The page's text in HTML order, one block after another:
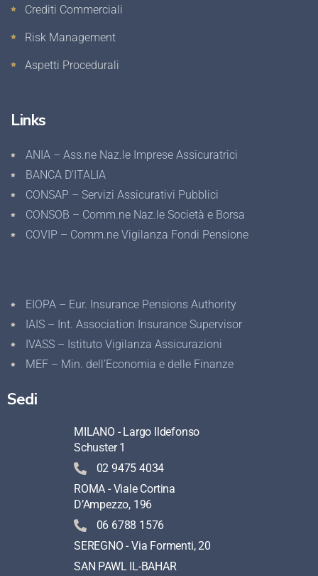
Crediti Commerciali
Risk Management
Aspetti Procedurali
Links
ANIA – Ass.ne Naz.le Imprese Assicuratrici
BANCA D’ITALIA
CONSAP – Servizi Assicurativi Pubblici
CONSOB – Comm.ne Naz.le Società e Borsa
COVIP – Comm.ne Vigilanza Fondi Pensione
EIOPA – Eur. Insurance Pensions Authority
IAIS – Int. Association Insurance Supervisor
IVASS – Istituto Vigilanza Assicurazioni
MEF – Min. dell’Economia e delle Finanze
Sedi
MILANO - Largo Ildefonso
Schuster 1
02 9475 4034
ROMA - Viale Cortina
D’Ampezzo, 196
06 6788 1576
SEREGNO - Via Formenti, 20
SAN PAWL IL-BAHAR